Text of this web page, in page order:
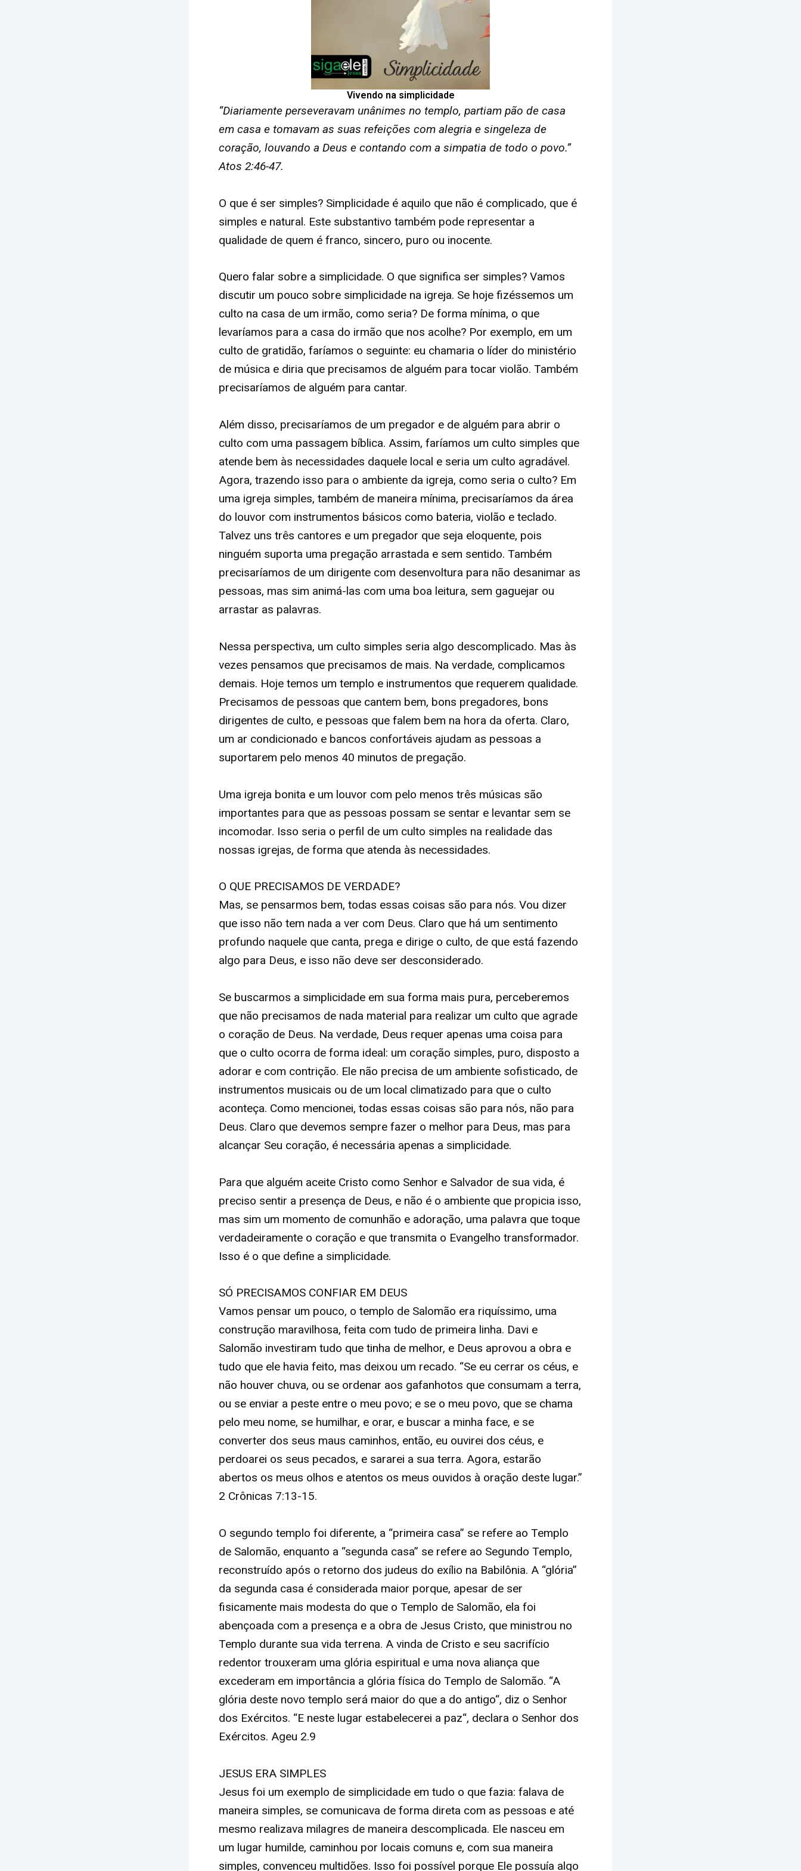
Vivendo na simplicidade
“Diariamente perseveravam unânimes no templo, partiam pão de casa
em casa e tomavam as suas refeições com alegria e singeleza de
coração, louvando a Deus e contando com a simpatia de todo o povo.”
Atos 2:46-47.
O que é ser simples? Simplicidade é aquilo que não é complicado, que é
simples e natural. Este substantivo também pode representar a
qualidade de quem é franco, sincero, puro ou inocente.
Quero falar sobre a simplicidade. O que significa ser simples? Vamos
discutir um pouco sobre simplicidade na igreja. Se hoje fizéssemos um
culto na casa de um irmão, como seria? De forma mínima, o que
levaríamos para a casa do irmão que nos acolhe? Por exemplo, em um
culto de gratidão, faríamos o seguinte: eu chamaria o líder do ministério
de música e diria que precisamos de alguém para tocar violão. Também
precisaríamos de alguém para cantar.
Além disso, precisaríamos de um pregador e de alguém para abrir o
culto com uma passagem bíblica. Assim, faríamos um culto simples que
atende bem às necessidades daquele local e seria um culto agradável.
Agora, trazendo isso para o ambiente da igreja, como seria o culto? Em
uma igreja simples, também de maneira mínima, precisaríamos da área
do louvor com instrumentos básicos como bateria, violão e teclado.
Talvez uns três cantores e um pregador que seja eloquente, pois
ninguém suporta uma pregação arrastada e sem sentido. Também
precisaríamos de um dirigente com desenvoltura para não desanimar as
pessoas, mas sim animá-las com uma boa leitura, sem gaguejar ou
arrastar as palavras.
Nessa perspectiva, um culto simples seria algo descomplicado. Mas às
vezes pensamos que precisamos de mais. Na verdade, complicamos
demais. Hoje temos um templo e instrumentos que requerem qualidade.
Precisamos de pessoas que cantem bem, bons pregadores, bons
dirigentes de culto, e pessoas que falem bem na hora da oferta. Claro,
um ar condicionado e bancos confortáveis ajudam as pessoas a
suportarem pelo menos 40 minutos de pregação.
Uma igreja bonita e um louvor com pelo menos três músicas são
importantes para que as pessoas possam se sentar e levantar sem se
incomodar. Isso seria o perfil de um culto simples na realidade das
nossas igrejas, de forma que atenda às necessidades.
O QUE PRECISAMOS DE VERDADE?
Mas, se pensarmos bem, todas essas coisas são para nós. Vou dizer
que isso não tem nada a ver com Deus. Claro que há um sentimento
profundo naquele que canta, prega e dirige o culto, de que está fazendo
algo para Deus, e isso não deve ser desconsiderado.
Se buscarmos a simplicidade em sua forma mais pura, perceberemos
que não precisamos de nada material para realizar um culto que agrade
o coração de Deus. Na verdade, Deus requer apenas uma coisa para
que o culto ocorra de forma ideal: um coração simples, puro, disposto a
adorar e com contrição. Ele não precisa de um ambiente sofisticado, de
instrumentos musicais ou de um local climatizado para que o culto
aconteça. Como mencionei, todas essas coisas são para nós, não para
Deus. Claro que devemos sempre fazer o melhor para Deus, mas para
alcançar Seu coração, é necessária apenas a simplicidade.
Para que alguém aceite Cristo como Senhor e Salvador de sua vida, é
preciso sentir a presença de Deus, e não é o ambiente que propicia isso,
mas sim um momento de comunhão e adoração, uma palavra que toque
verdadeiramente o coração e que transmita o Evangelho transformador.
Isso é o que define a simplicidade.
SÓ PRECISAMOS CONFIAR EM DEUS
Vamos pensar um pouco, o templo de Salomão era riquíssimo, uma
construção maravilhosa, feita com tudo de primeira linha. Davi e
Salomão investiram tudo que tinha de melhor, e Deus aprovou a obra e
tudo que ele havia feito, mas deixou um recado. “Se eu cerrar os céus, e
não houver chuva, ou se ordenar aos gafanhotos que consumam a terra,
ou se enviar a peste entre o meu povo; e se o meu povo, que se chama
pelo meu nome, se humilhar, e orar, e buscar a minha face, e se
converter dos seus maus caminhos, então, eu ouvirei dos céus, e
perdoarei os seus pecados, e sararei a sua terra. Agora, estarão
abertos os meus olhos e atentos os meus ouvidos à oração deste lugar.”
2 Crônicas 7:13-15.
O segundo templo foi diferente, a “primeira casa” se refere ao Templo
de Salomão, enquanto a “segunda casa” se refere ao Segundo Templo,
reconstruído após o retorno dos judeus do exílio na Babilônia. A “glória”
da segunda casa é considerada maior porque, apesar de ser
fisicamente mais modesta do que o Templo de Salomão, ela foi
abençoada com a presença e a obra de Jesus Cristo, que ministrou no
Templo durante sua vida terrena. A vinda de Cristo e seu sacrifício
redentor trouxeram uma glória espiritual e uma nova aliança que
excederam em importância a glória física do Templo de Salomão. “A
glória deste novo templo será maior do que a do antigo“, diz o Senhor
dos Exércitos. “E neste lugar estabelecerei a paz“, declara o Senhor dos
Exércitos. Ageu 2.9
JESUS ERA SIMPLES
Jesus foi um exemplo de simplicidade em tudo o que fazia: falava de
maneira simples, se comunicava de forma direta com as pessoas e até
mesmo realizava milagres de maneira descomplicada. Ele nasceu em
um lugar humilde, caminhou por locais comuns e, com sua maneira
simples, convenceu multidões. Isso foi possível porque Ele possuía algo